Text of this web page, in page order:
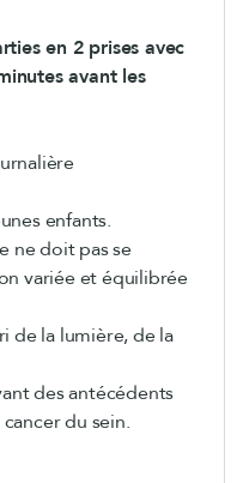
en 2 prises avec
avant les
enfants.
ne doit pas se
variée et équilibrée
de la lumière, de la
des antécédents
du sein.